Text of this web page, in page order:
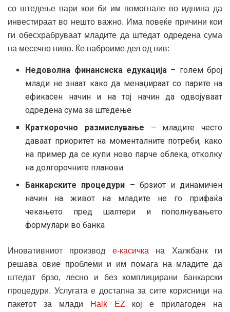
со штедење пари кои би им помогнале во иднина да
инвестираат во нешто важно. Има повеќе причини кои
ги обесхрабруваат младите да штедат одредена сума
на месечно ниво. Ќе наброиме дел од нив:
Недоволна финансиска едукација – голем број
млади не знаат како да менаџираат со парите на
ефикасен начин и на тој начин да одвојуваат
одредена сума за штедење
Краткорочно размислување – младите често
даваат приоритет на моменталните потреби, како
на пример да се купи ново парче облека, отколку
на долгорочните планови
Банкарските процедури – брзиот и динамичен
начин на живот на младите не го прифаќа
чекањето пред шалтери и пополнувањето
формулари во банка
Иновативниот производ е-касичка на Халкбанк ги
решава овие проблеми и им помага на младите да
штедат брзо, лесно и без комплицирани банкарски
процедури. Услугата е достапна за сите корисници на
пакетот за млади
Halk EZ кој е прилагоден на